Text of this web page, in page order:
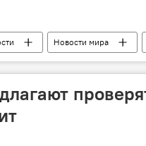
Новости мира
УЕФА